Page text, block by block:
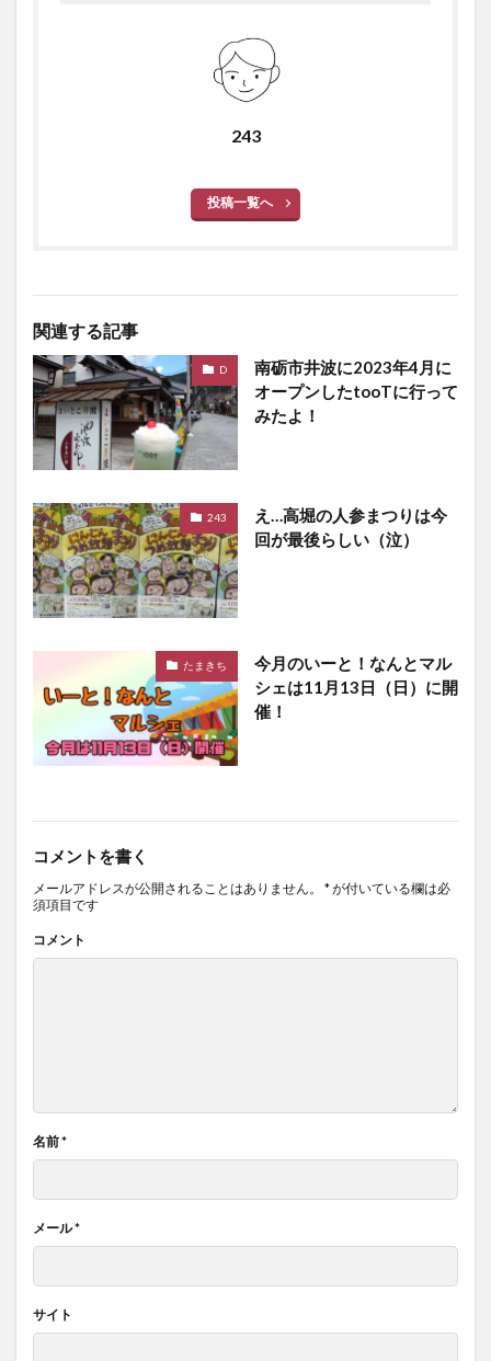
243
投稿一覧へ
関連する記事
D
南砺市井波に2023年4月に
オープンしたtooTに行って
みたよ！
243
え…高堀の人参まつりは今
回が最後らしい（泣）
たまきち
今月のいーと！なんとマル
シェは11月13日（日）に開
催！
コメントを書く
メールアドレスが公開されることはありません。 *が付いている欄は必
須項目です
コメント
名前*
メール*
サイト